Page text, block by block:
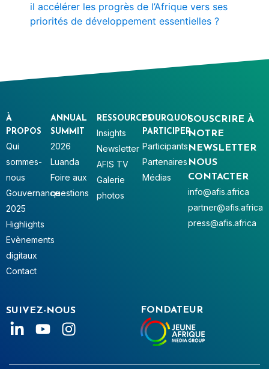
il accélérer les progrès de l’Afrique vers ses
priorités de développement essentielles ?
SOUSCRIRE À
NOTRE
NEWSLETTER
NOUS
CONTACTER
info@afis.africa
partner@afis.africa
press@afis.africa
À
PROPOS
Qui
sommes-
nous
Gouvernance
2025
Highlights
Evènements
digitaux
Contact
ANNUAL
SUMMIT
2026
Luanda
Foire aux
questions
RESSOURCES
Insights
Newsletter
AFIS TV
Galerie
photos
POURQUOI
PARTICIPER
Participants
Partenaires
Médias
SUIVEZ-NOUS FONDATEUR